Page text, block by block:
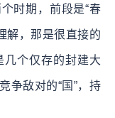
时期，前段是“春
解，那是很直接的
个仅存的封建大
争敌对的“国”，持